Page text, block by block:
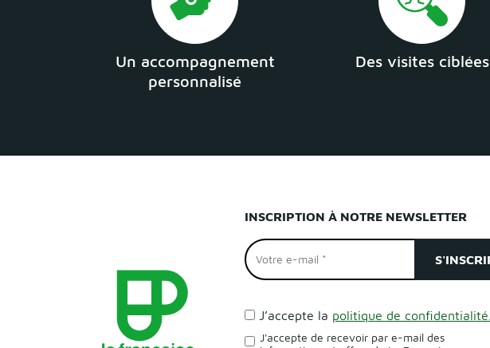
Un accompagnement
personnalisé
Des visites ciblées
INSCRIPTION À NOTRE NEWSLETTER
J’accepte la politique de confidentialité.
J'accepte de recevoir par e-mail des